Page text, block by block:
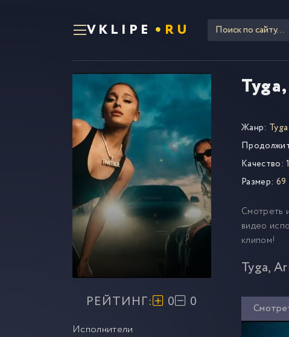
VKLIPE RU
РЕЙТИНГ: 0 0
Исполнители
Жанр: Tyga
Качество:
Размер: 69
Смотреть
видео
клипом!
Tyga,